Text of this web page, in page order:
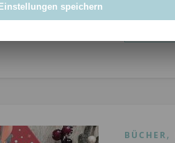
BÜCHER,
speichern